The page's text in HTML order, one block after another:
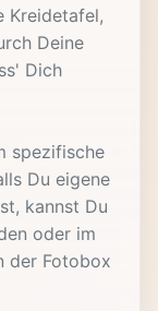
Kreidetafel,
Deine
Dich
spezifische
Du eigene
kannst Du
oder im
der Fotobox